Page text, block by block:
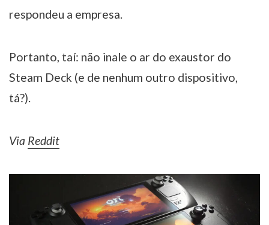
respondeu a empresa.
Portanto, taí: não inale o ar do exaustor do
Steam Deck (e de nenhum outro dispositivo,
tá?).
Via Reddit